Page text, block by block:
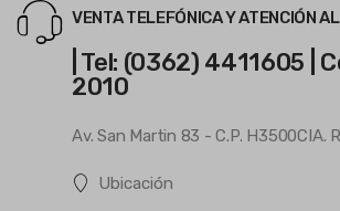
VENTA TELEFÓNICA Y ATENCIÓN
| Tel: (0362) 4411605 |
2010
Av. San Martin 83 - C.P. H3500CIA.
Ubicación